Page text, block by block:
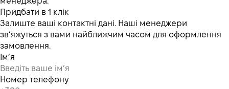
Придбати в 1 клік
Залиште ваші контактні дані. Наші менеджери
зв’яжуться з вами найближчим часом для оформлення
замовлення.
Ім’я
Номер телефону